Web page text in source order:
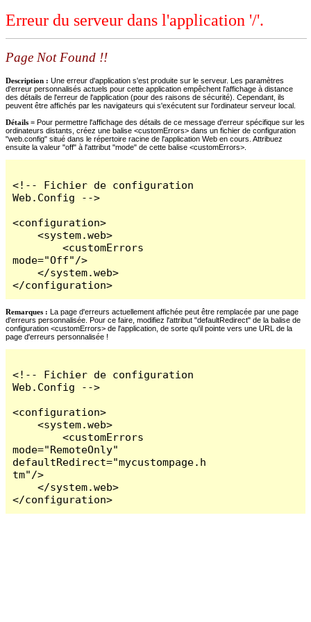
Erreur du serveur dans l'application '/'.
Page Not Found !!
Description : Une erreur d'application s'est produite sur le serveur. Les paramètres
d'erreur personnalisés actuels pour cette application empêchent l'affichage à distance
des détails de l'erreur de l'application (pour des raisons de sécurité). Cependant, ils
peuvent être affichés par les navigateurs qui s'exécutent sur l'ordinateur serveur local.
Détails = Pour permettre l'affichage des détails de ce message d'erreur spécifique sur les
ordinateurs distants, créez une balise <customErrors> dans un fichier de configuration
"web.config" situé dans le répertoire racine de l'application Web en cours. Attribuez
ensuite la valeur "off" à l'attribut "mode" de cette balise <customErrors>.
<!-- Fichier de configuration
Web.Config -->
<configuration>
    <system.web>
        <customErrors
mode="Off"/>
    </system.web>
</configuration>
Remarques : La page d'erreurs actuellement affichée peut être remplacée par une page
d'erreurs personnalisée. Pour ce faire, modifiez l'attribut "defaultRedirect" de la balise de
configuration <customErrors> de l'application, de sorte qu'il pointe vers une URL de la
page d'erreurs personnalisée !
<!-- Fichier de configuration
Web.Config -->
<configuration>
    <system.web>
        <customErrors
mode="RemoteOnly"
defaultRedirect="mycustompage.h
tm"/>
    </system.web>
</configuration>